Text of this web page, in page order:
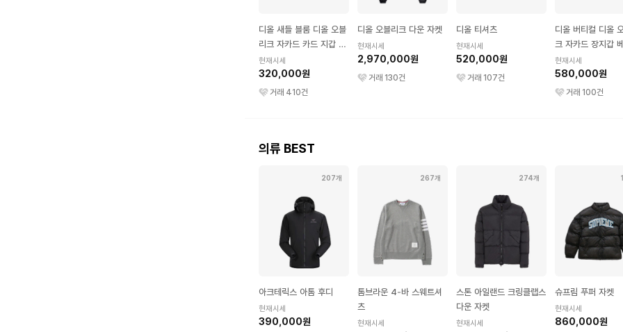
디올 새들 블룸 디올 오블
리크 자카드 카드 지갑 블
루
현재시세
320,000원
거래 410건
디올 오블리크 다운 자켓
현재시세
2,970,000원
거래 130건
디올 티셔츠
현재시세
520,000원
거래 107건
디올 버티컬 디올
크 자카드 장지갑
블랙
현재시세
580,000원
거래 100건
의류 BEST
207개
아크테릭스 아톰 후디
현재시세
390,000원
267개
톰브라운 4-바 스웨트셔
츠
현재시세
274개
스톤 아일랜드 크링클랩스
다운 자켓
현재시세
슈프림 푸퍼 자켓
현재시세
860,000원